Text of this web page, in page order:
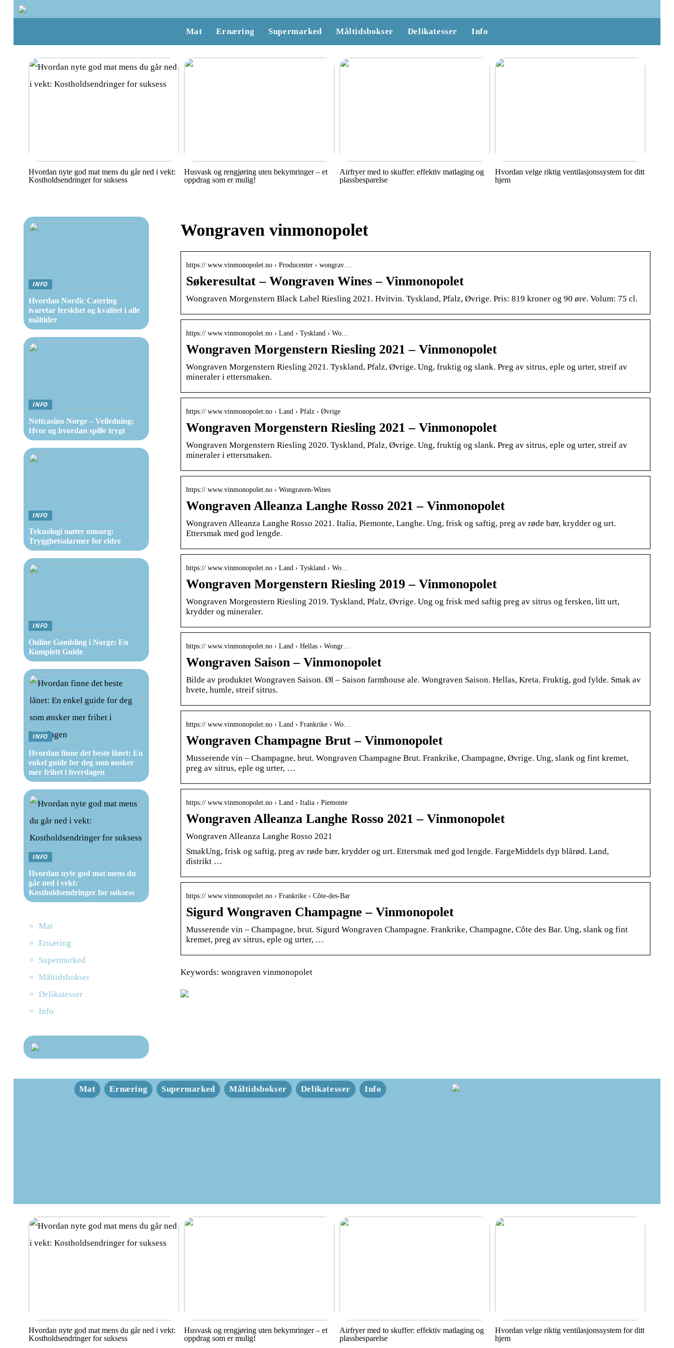
Mat Ernæring Supermarked Måltidsbokser Delikatesser Info
Hvordan nyte god mat mens du går ned i vekt:
Kostholdsendringer for suksess
Husvask og rengjøring uten bekymringer – et
oppdrag som er mulig!
Airfryer med to skuffer: effektiv matlaging og
plassbesparelse
Hvordan velge riktig ventilasjonssystem for ditt
hjem
Wongraven vinmonopolet
https:// www.vinmonopolet.no › Producenter › wongrav…
Søkeresultat – Wongraven Wines – Vinmonopolet
Wongraven Morgenstern Black Label Riesling 2021. Hvitvin. Tyskland, Pfalz, Øvrige. Pris: 819 kroner og 90 øre. Volum: 75 cl.
https:// www.vinmonopolet.no › Land › Tyskland › Wo…
Wongraven Morgenstern Riesling 2021 – Vinmonopolet
Wongraven Morgenstern Riesling 2021. Tyskland, Pfalz, Øvrige. Ung, fruktig og slank. Preg av sitrus, eple og urter, streif av
mineraler i ettersmaken.
https:// www.vinmonopolet.no › Land › Pfalz › Øvrige
Wongraven Morgenstern Riesling 2021 – Vinmonopolet
Wongraven Morgenstern Riesling 2020. Tyskland, Pfalz, Øvrige. Ung, fruktig og slank. Preg av sitrus, eple og urter, streif av
mineraler i ettersmaken.
https:// www.vinmonopolet.no › Wongraven-Wines
Wongraven Alleanza Langhe Rosso 2021 – Vinmonopolet
Wongraven Alleanza Langhe Rosso 2021. Italia, Piemonte, Langhe. Ung, frisk og saftig, preg av røde bær, krydder og urt.
Ettersmak med god lengde.
https:// www.vinmonopolet.no › Land › Tyskland › Wo…
Wongraven Morgenstern Riesling 2019 – Vinmonopolet
Wongraven Morgenstern Riesling 2019. Tyskland, Pfalz, Øvrige. Ung og frisk med saftig preg av sitrus og fersken, litt urt,
krydder og mineraler.
https:// www.vinmonopolet.no › Land › Hellas › Wongr…
Wongraven Saison – Vinmonopolet
Bilde av produktet Wongraven Saison. Øl – Saison farmhouse ale. Wongraven Saison. Hellas, Kreta. Fruktig, god fylde. Smak av
hvete, humle, streif sitrus.
https:// www.vinmonopolet.no › Land › Frankrike › Wo…
Wongraven Champagne Brut – Vinmonopolet
Musserende vin – Champagne, brut. Wongraven Champagne Brut. Frankrike, Champagne, Øvrige. Ung, slank og fint kremet,
preg av sitrus, eple og urter, …
https:// www.vinmonopolet.no › Land › Italia › Piemonte
Wongraven Alleanza Langhe Rosso 2021 – Vinmonopolet
Wongraven Alleanza Langhe Rosso 2021
SmakUng, frisk og saftig, preg av røde bær, krydder og urt. Ettersmak med god lengde. FargeMiddels dyp blårød. Land,
distrikt …
https:// www.vinmonopolet.no › Frankrike › Côte-des-Bar
Sigurd Wongraven Champagne – Vinmonopolet
Musserende vin – Champagne, brut. Sigurd Wongraven Champagne. Frankrike, Champagne, Côte des Bar. Ung, slank og fint
kremet, preg av sitrus, eple og urter, …
Keywords: wongraven vinmonopolet
INFO
Hvordan Nordic Catering
ivaretar ferskhet og kvalitet i alle
måltider
INFO
Nettcasino Norge – Veiledning:
Hvor og hvordan spille trygt
INFO
Teknologi møter omsorg:
Trygghetsalarmer for eldre
INFO
Online Gambling i Norge: En
Komplett Guide
INFO
Hvordan finne det beste lånet: En
enkel guide for deg som ønsker
mer frihet i hverdagen
INFO
Hvordan nyte god mat mens du
går ned i vekt:
Kostholdsendringer for suksess
Mat
Ernæring
Supermarked
Måltidsbokser
Delikatesser
Info
Mat Ernæring Supermarked Måltidsbokser Delikatesser Info
Hvordan nyte god mat mens du går ned i vekt:
Kostholdsendringer for suksess
Husvask og rengjøring uten bekymringer – et
oppdrag som er mulig!
Airfryer med to skuffer: effektiv matlaging og
plassbesparelse
Hvordan velge riktig ventilasjonssystem for ditt
hjem